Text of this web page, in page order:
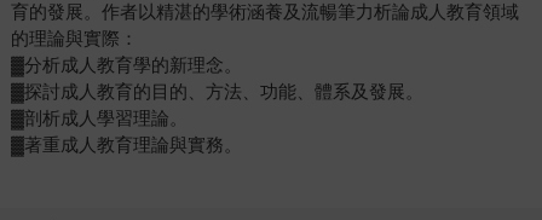
育的發展。作者以精湛的學術涵養及流暢筆力析論成人教育領域
的理論與實際：
▓分析成人教育學的新理念。
▓探討成人教育的目的、方法、功能、體系及發展。
▓剖析成人學習理論。
▓著重成人教育理論與實務。